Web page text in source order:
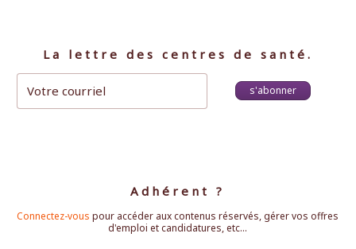
La lettre des centres de santé.
s'abonner
Adhérent ?
Connectez-vous pour accéder aux contenus réservés, gérer vos offres
d'emploi et candidatures, etc...